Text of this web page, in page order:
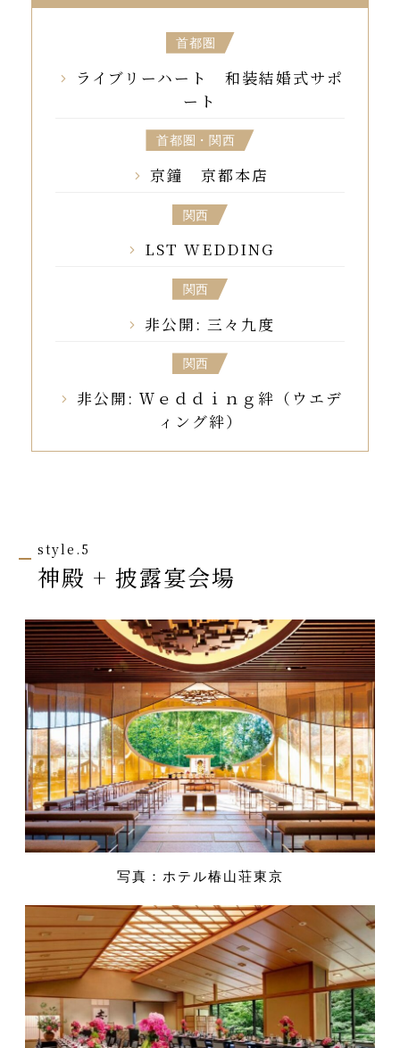
首都圏
ライブリーハート 和装結婚式サポ
ート
首都圏・関西
京鐘 京都本店
関西
LST WEDDING
関西
非公開: 三々九度
関西
非公開: Ｗｅｄｄｉｎｇ絆（ウエデ
ィング絆）
style.5
神殿 + 披露宴会場
写真：ホテル椿山荘東京